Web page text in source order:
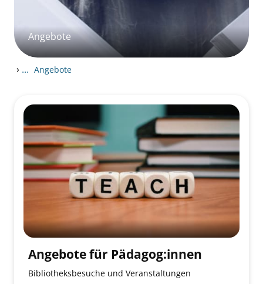
Angebote
› ... Angebote
Angebote für Pädagog:innen
Bibliotheksbesuche und Veranstaltungen